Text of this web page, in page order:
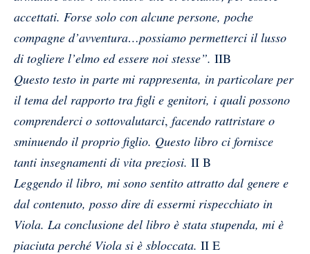
accettati. Forse solo con alcune persone, poche
compagne d’avventura…possiamo permetterci il lusso
di togliere l’elmo ed essere noi stesse”. IIB
Questo testo in parte mi rappresenta, in particolare per
il tema del rapporto tra figli e genitori, i quali possono
comprenderci o sottovalutarci, facendo rattristare o
sminuendo il proprio figlio. Questo libro ci fornisce
tanti insegnamenti di vita preziosi. II B
Leggendo il libro, mi sono sentito attratto dal genere e
dal contenuto, posso dire di essermi rispecchiato in
Viola. La conclusione del libro è stata stupenda, mi è
piaciuta perché Viola si è sbloccata. II E